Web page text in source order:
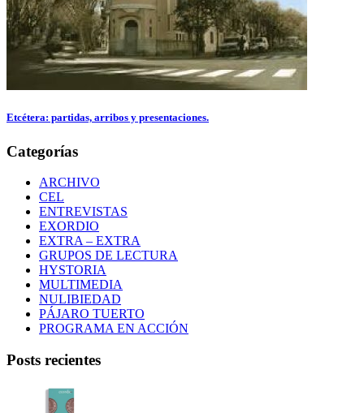
Categorías
ARCHIVO
CEL
ENTREVISTAS
EXORDIO
EXTRA – EXTRA
GRUPOS DE LECTURA
HYSTORIA
MULTIMEDIA
NULIBIEDAD
PÁJARO TUERTO
PROGRAMA EN ACCIÓN
Posts recientes